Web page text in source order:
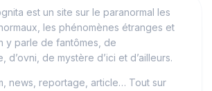
est un site sur le paranormal les
les phénomènes étranges et
y parle de fantômes, de
d’ovni, de mystère d’ici et d’ailleurs.
news, reportage, article… Tout sur